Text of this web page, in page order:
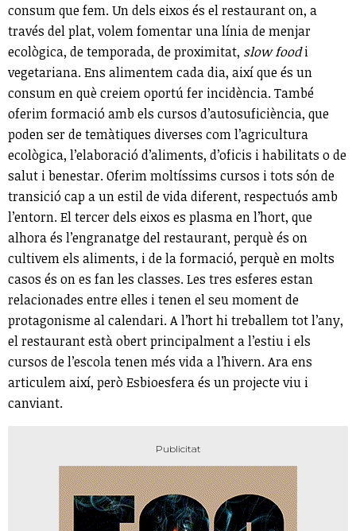
consum que fem. Un dels eixos és el restaurant on, a
través del plat, volem fomentar una línia de menjar
ecològica, de temporada, de proximitat, slow foodi
vegetariana. Ens alimentem cada dia, així que és un
consum en què creiem oportú fer incidència. També
oferim formació amb els cursos d’autosuficiència, que
poden ser de temàtiques diverses com l’agricultura
ecològica, l’elaboració d’aliments, d’oficis i habilitats o de
salut i benestar. Oferim moltíssims cursos i tots són de
transició cap a un estil de vida diferent, respectuós amb
l’entorn. El tercer dels eixos es plasma en l’hort, que
alhora és l’engranatge del restaurant, perquè és on
cultivem els aliments, i de la formació, perquè en molts
casos és on es fan les classes. Les tres esferes estan
relacionades entre elles i tenen el seu moment de
protagonisme al calendari. A l’hort hi treballem tot l’any,
el restaurant està obert principalment a l’estiu i els
cursos de l’escola tenen més vida a l’hivern. Ara ens
articulem així, però Esbioesfera és un projecte viu i
canviant.